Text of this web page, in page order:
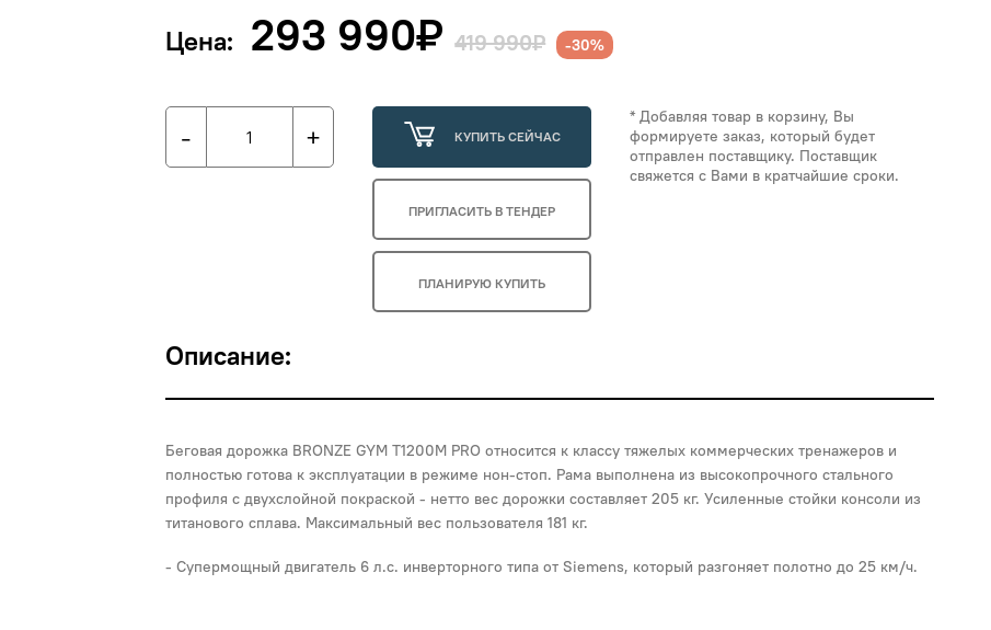
Цена: 293 990₽419 990₽ -30%
- + КУПИТЬ СЕЙЧАС
ПРИГЛАСИТЬ В ТЕНДЕР
ПЛАНИРУЮ КУПИТЬ
* Добавляя товар в корзину, Вы
формируете заказ, который будет
отправлен поставщику. Поставщик
свяжется с Вами в кратчайшие сроки.
Описание:
Беговая дорожка BRONZE GYM T1200M PRO относится к классу тяжелых коммерческих тренажеров и
полностью готова к эксплуатации в режиме нон-стоп. Рама выполнена из высокопрочного стального
профиля с двухслойной покраской - нетто вес дорожки составляет 205 кг. Усиленные стойки консоли из
титанового сплава. Максимальный вес пользователя 181 кг.
Cупермощный двигатель 6 л.с. инверторного типа от Siemens, который разгоняет полотно до 25 км/ч.